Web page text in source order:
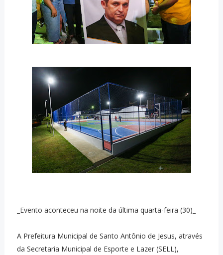
_Evento aconteceu na noite da última quarta-feira (30)_
A Prefeitura Municipal de Santo Antônio de Jesus, através
da Secretaria Municipal de Esporte e Lazer (SELL),